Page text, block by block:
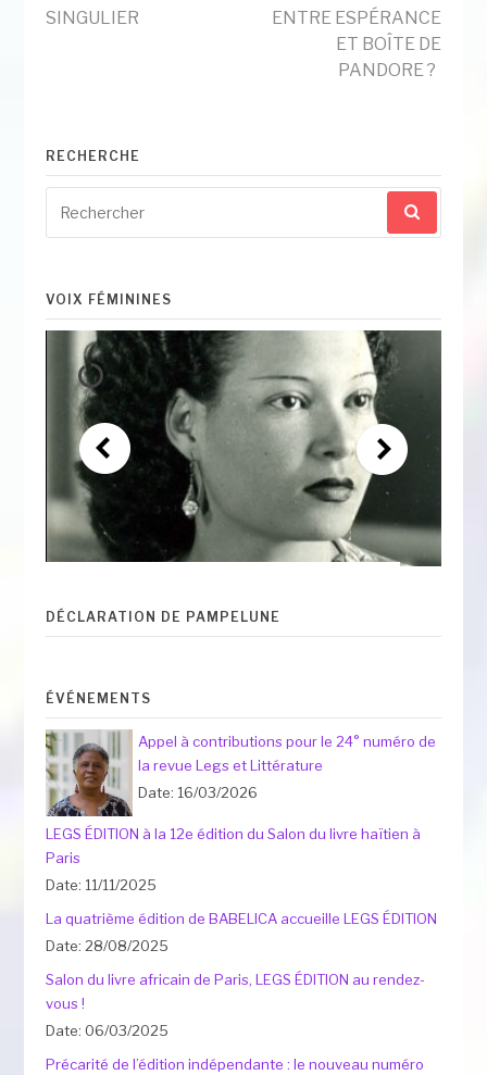
suite
SINGULIER
ENTRE ESPÉRANCE
ET BOÎTE DE
PANDORE ?
RECHERCHE
pour
:
VOIX FÉMININES
DÉCLARATION DE PAMPELUNE
ÉVÉNEMENTS
Appel à contributions pour le 24° numéro de
la revue Legs et Littérature
Date: 16/03/2026
LEGS ÉDITION à la 12e édition du Salon du livre haïtien à
Paris
Date: 11/11/2025
La quatrième édition de BABELICA accueille LEGS ÉDITION
Date: 28/08/2025
Salon du livre africain de Paris, LEGS ÉDITION au rendez-
vous !
Date: 06/03/2025
Précarité de l’édition indépendante : le nouveau numéro